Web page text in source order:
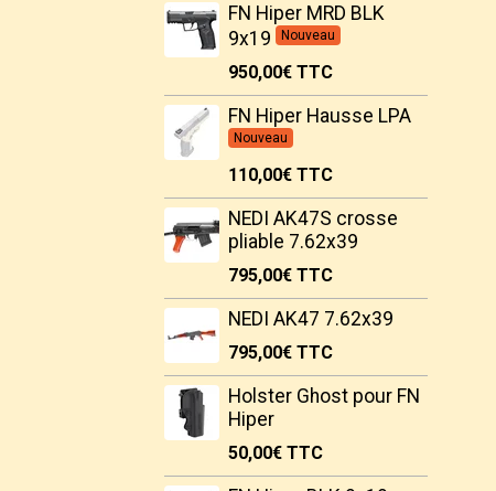
FN Hiper MRD BLK
9x19 Nouveau
950,00€TTC
FN Hiper Hausse LPA
Nouveau
110,00€TTC
NEDI AK47S crosse
pliable 7.62x39
795,00€TTC
NEDI AK47 7.62x39
795,00€TTC
Holster Ghost pour FN
Hiper
50,00€TTC